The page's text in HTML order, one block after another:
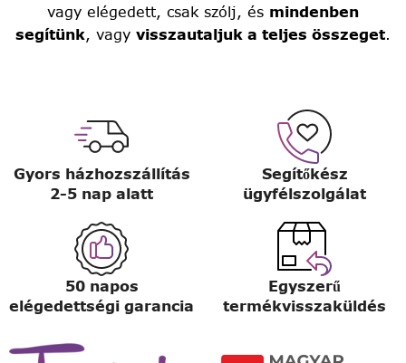
vagy elégedett, csak szólj, és mindenben
segítünk, vagy visszautaljuk a teljes összeget.
Gyors házhozszállítás
2-5 nap alatt
Segítőkész
ügyfélszolgálat
50 napos
elégedettségi garancia
Egyszerű
termékvisszaküldés